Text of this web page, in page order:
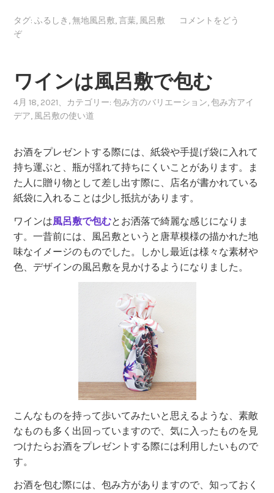
タグ:ふるしき ,無地風呂敷,言葉, 風呂敷
コメントをどう
ぞ
ワインは風呂敷で包む
4月 18, 2021、カテゴリー:包み方のバリエーション,包み方アイ
デア, 風呂敷の使い道
お酒をプレゼントする際には、紙袋や手提げ袋に入れて
持ち運ぶと、瓶が揺れて持ちにくいことがあります。ま
た人に贈り物として差し出す際に、店名が書かれている
紙袋に入れることは少し抵抗があります。
ワインは風呂敷で包むとお洒落で綺麗な感じになりま
す。一昔前には、風呂敷というと唐草模様の描かれた地
味なイメージのものでした。しかし最近は様々な素材や
色、デザインの風呂敷を見かけるようになりました。
こんなものを持って歩いてみたいと思えるような、素敵
なものも多く出回っていますので、気に入ったものを見
つけたらお酒をプレゼントする際には利用したいもので
す。
お酒を包む際には、包み方がありますので、知っておく